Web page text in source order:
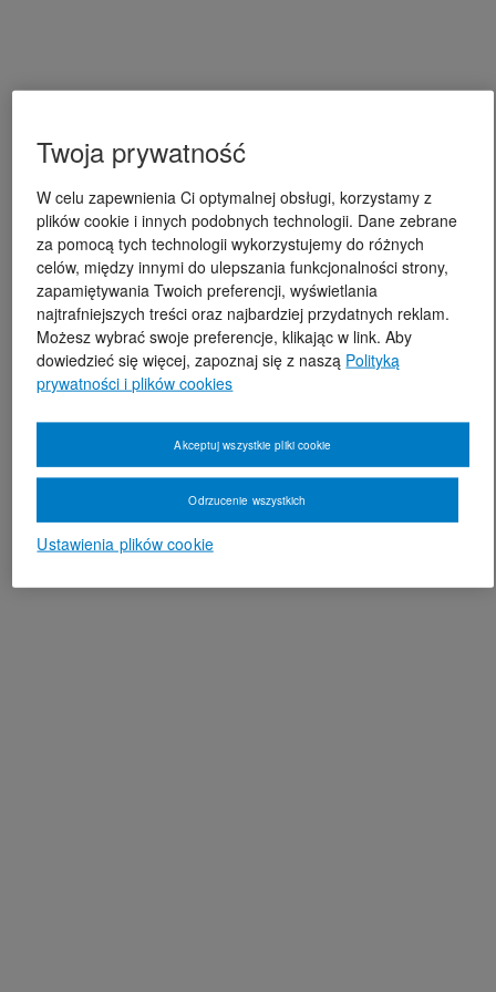
Twoja prywatność
W celu zapewnienia Ci optymalnej obsługi, korzystamy z
plików cookie i innych podobnych technologii. Dane zebrane
za pomocą tych technologii wykorzystujemy do różnych
celów, między innymi do ulepszania funkcjonalności strony,
zapamiętywania Twoich preferencji, wyświetlania
najtrafniejszych treści oraz najbardziej przydatnych reklam.
Możesz wybrać swoje preferencje, klikając w link. Aby
dowiedzieć się więcej, zapoznaj się z naszą Polityką
prywatności i plików cookies
Ustawienia plików cookie
Odrzucenie wszystkich
Akceptuj wszystkie pliki cookie